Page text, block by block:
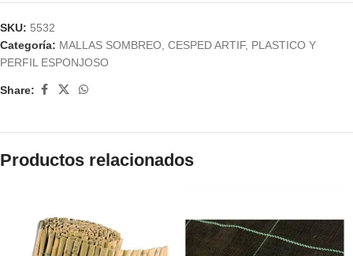
SKU: 5532
Categoría: MALLAS SOMBREO, CESPED ARTIF, PLASTICO Y
PERFIL ESPONJOSO
Share:
Productos relacionados